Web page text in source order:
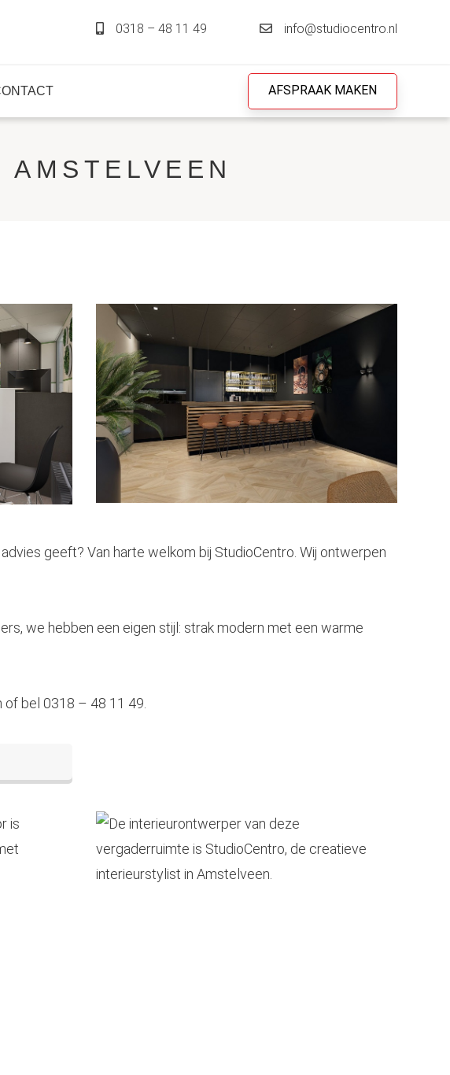
0318 – 48 11 49 info@studiocentro.nl
AFSPRAAK MAKEN
geeft? Van harte welkom bij StudioCentro. Wij ontwerpen
we hebben een eigen stijl: strak modern met een warme
of bel 0318 – 48 11 49.